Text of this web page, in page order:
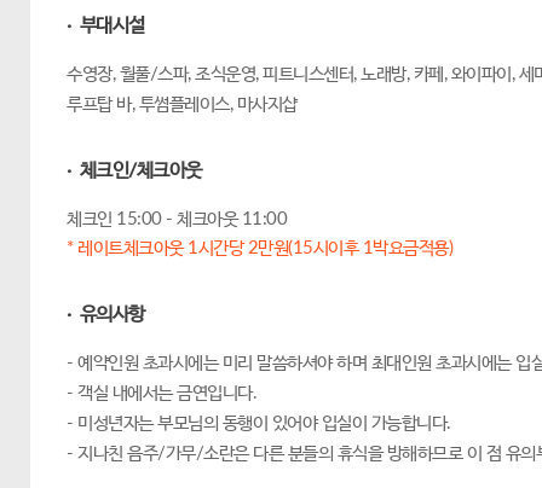
· 부대시설
수영장, 월풀/스파, 조식운영, 피트니스센터, 노래방, 카페, 와이파이,
루프탑 바, 투썸플레이스, 마사지샵
· 체크인/체크아웃
체크인 15:00 - 체크아웃 11:00
* 레이트체크아웃 1시간당 2만원(15시이후 1박요금적용)
· 유의사항
- 예약인원 초과시에는 미리 말씀하셔야 하며 최대인원 초과시에는 입
- 객실 내에서는 금연입니다.
- 미성년자는 부모님의 동행이 있어야 입실이 가능합니다.
- 지나친 음주/가무/소란은 다른 분들의 휴식을 방해하므로 이 점 유의